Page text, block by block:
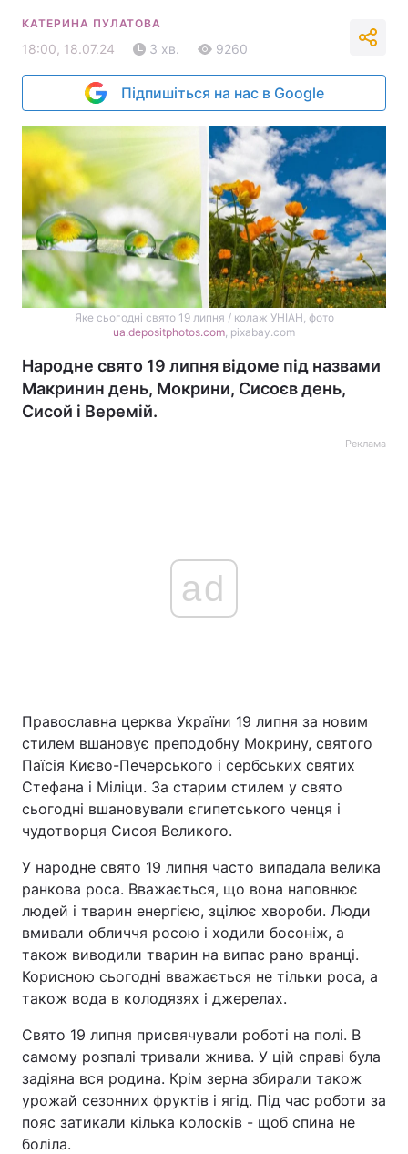
КАТЕРИНА ПУЛАТОВА
18:00, 18.07.24 3 хв. 9260
Підпишіться на нас в Google
Яке сьогодні свято 19 липня / колаж УНІАН, фото
ua.depositphotos.com , pixabay.com
Народне свято 19 липня відоме під назвами
Макринин день, Мокрини, Сисоєв день,
Сисой і Веремій.
Реклама
ad
Православна церква України 19 липня за новим
стилем вшановує преподобну Мокрину, святого
Паїсія Києво-Печерського і сербських святих
Стефана і Міліци. За старим стилем у свято
сьогодні вшановували єгипетського ченця і
чудотворця Сисоя Великого.
У народне свято 19 липня часто випадала велика
ранкова роса. Вважається, що вона наповнює
людей і тварин енергією, зцілює хвороби. Люди
вмивали обличчя росою і ходили босоніж, а
також виводили тварин на випас рано вранці.
Корисною сьогодні вважається не тільки роса, а
також вода в колодязях і джерелах.
Свято 19 липня присвячували роботі на полі. В
самому розпалі тривали жнива. У цій справі була
задіяна вся родина. Крім зерна збирали також
урожай сезонних фруктів і ягід. Під час роботи за
пояс затикали кілька колосків - щоб спина не
боліла.